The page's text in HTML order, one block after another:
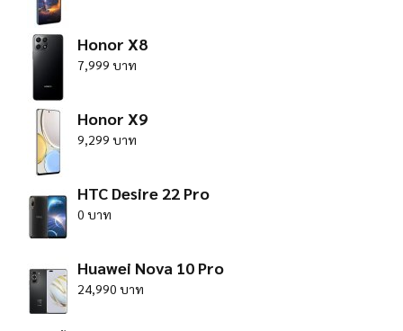
Honor X8
7,999 บาท
Honor X9
9,299 บาท
HTC Desire 22 Pro
0 บาท
Huawei Nova 10 Pro
24,990 บาท